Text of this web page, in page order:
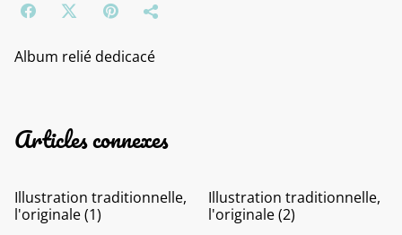
Album relié dedicacé
Articles connexes
Illustration traditionnelle,
l'originale (1)
Illustration traditionnelle,
l'originale (2)